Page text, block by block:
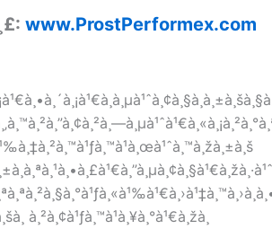
www.ProstPerformex.com
à¸²à¸¢à¹ƒà¸™à¹à¸¥à¸°à¹€à¸žà¸